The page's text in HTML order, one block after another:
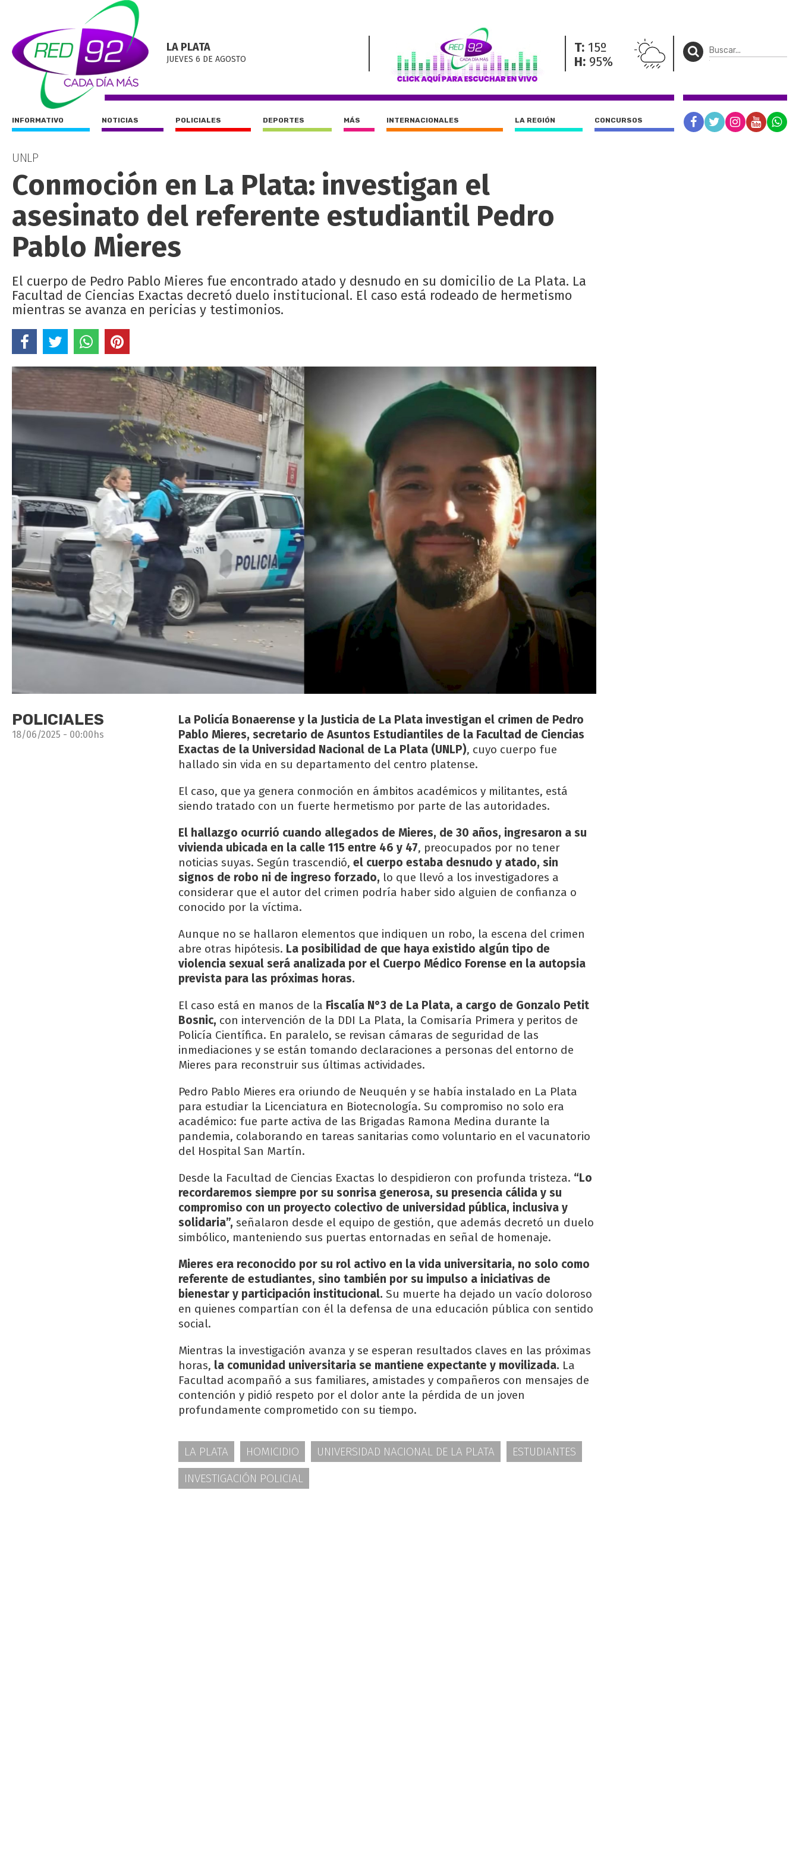
LA PLATA
JUEVES 6 DE AGOSTO
T: 15º
H: 95%
INFORMATIVO NOTICIAS POLICIALES DEPORTES MÁS INTERNACIONALES LA REGIÓN CONCURSOS
UNLP
Conmoción en La Plata: investigan el
asesinato del referente estudiantil Pedro
Pablo Mieres
El cuerpo de Pedro Pablo Mieres fue encontrado atado y desnudo en su domicilio de La Plata. La
Facultad de Ciencias Exactas decretó duelo institucional. El caso está rodeado de hermetismo
mientras se avanza en pericias y testimonios.
POLICIALES
18/06/2025 - 00:00hs
La Policía Bonaerense y la Justicia de La Plata investigan el crimen de Pedro
Pablo Mieres, secretario de Asuntos Estudiantiles de la Facultad de Ciencias
Exactas de la Universidad Nacional de La Plata (UNLP), cuyo cuerpo fue
hallado sin vida en su departamento del centro platense.
El caso, que ya genera conmoción en ámbitos académicos y militantes, está
siendo tratado con un fuerte hermetismo por parte de las autoridades.
El hallazgo ocurrió cuando allegados de Mieres, de 30 años, ingresaron a su
vivienda ubicada en la calle 115 entre 46 y 47, preocupados por no tener
noticias suyas. Según trascendió, el cuerpo estaba desnudo y atado, sin
signos de robo ni de ingreso forzado, lo que llevó a los investigadores a
considerar que el autor del crimen podría haber sido alguien de confianza o
conocido por la víctima.
Aunque no se hallaron elementos que indiquen un robo, la escena del crimen
abre otras hipótesis. La posibilidad de que haya existido algún tipo de
violencia sexual será analizada por el Cuerpo Médico Forense en la autopsia
prevista para las próximas horas.
El caso está en manos de la Fiscalía N°3 de La Plata, a cargo de Gonzalo Petit
Bosnic, con intervención de la DDI La Plata, la Comisaría Primera y peritos de
Policía Científica. En paralelo, se revisan cámaras de seguridad de las
inmediaciones y se están tomando declaraciones a personas del entorno de
Mieres para reconstruir sus últimas actividades.
Pedro Pablo Mieres era oriundo de Neuquén y se había instalado en La Plata
para estudiar la Licenciatura en Biotecnología. Su compromiso no solo era
académico: fue parte activa de las Brigadas Ramona Medina durante la
pandemia, colaborando en tareas sanitarias como voluntario en el vacunatorio
del Hospital San Martín.
Desde la Facultad de Ciencias Exactas lo despidieron con profunda tristeza. “Lo
recordaremos siempre por su sonrisa generosa, su presencia cálida y su
compromiso con un proyecto colectivo de universidad pública, inclusiva y
solidaria”, señalaron desde el equipo de gestión, que además decretó un duelo
simbólico, manteniendo sus puertas entornadas en señal de homenaje.
Mieres era reconocido por su rol activo en la vida universitaria, no solo como
referente de estudiantes, sino también por su impulso a iniciativas de
bienestar y participación institucional. Su muerte ha dejado un vacío doloroso
en quienes compartían con él la defensa de una educación pública con sentido
social.
Mientras la investigación avanza y se esperan resultados claves en las próximas
horas, la comunidad universitaria se mantiene expectante y movilizada. La
Facultad acompañó a sus familiares, amistades y compañeros con mensajes de
contención y pidió respeto por el dolor ante la pérdida de un joven
profundamente comprometido con su tiempo.
LA PLATA HOMICIDIO UNIVERSIDAD NACIONAL DE LA PLATA
ESTUDIANTES
INVESTIGACIÓN POLICIAL